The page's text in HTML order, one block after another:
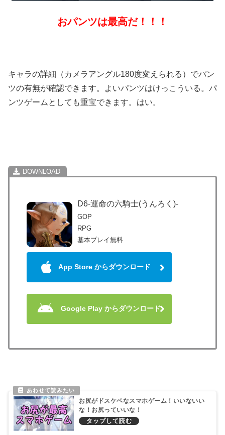
おパンツは最高だ！！！
キャラの詳細（カメラアングル180度変えられる）でパン
ツの有無が確認できます。よいパンツはけっこういる。パ
ンツゲームとしても重宝できます。はい。
D6-運命の六騎士(うんろく)-
GOP
RPG
基本プレイ無料
App Store からダウンロード
Google Play からダウンロード
お尻がドスケベなスマホゲーム！いいないい
な！お尻っていいな！